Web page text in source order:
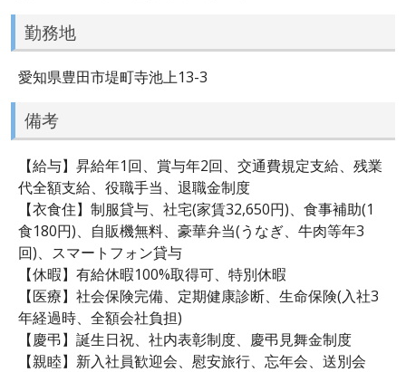
勤務地
愛知県豊田市堤町寺池上13-3
備考
【給与】昇給年1回、賞与年2回、交通費規定支給、残業
代全額支給、役職手当、退職金制度
【衣食住】制服貸与、社宅(家賃32,650円)、食事補助(1
食180円)、自販機無料、豪華弁当(うなぎ、牛肉等年3
回)、スマートフォン貸与
【休暇】有給休暇100%取得可、特別休暇
【医療】社会保険完備、定期健康診断、生命保険(入社3
年経過時、全額会社負担)
【慶弔】誕生日祝、社内表彰制度、慶弔見舞金制度
【親睦】新入社員歓迎会、慰安旅行、忘年会、送別会